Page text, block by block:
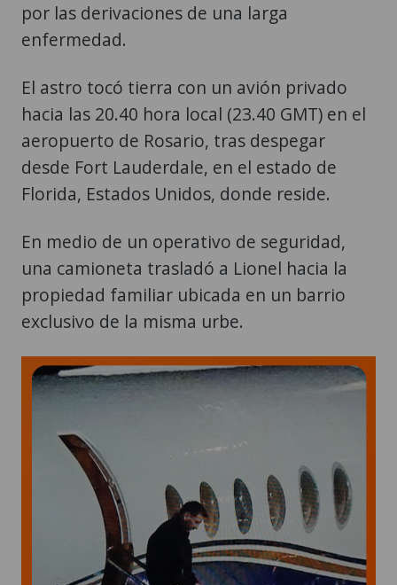
por las derivaciones de una larga
enfermedad.
El astro tocó tierra con un avión privado
hacia las 20.40 hora local (23.40 GMT) en el
aeropuerto de Rosario, tras despegar
desde Fort Lauderdale, en el estado de
Florida, Estados Unidos, donde reside.
En medio de un operativo de seguridad,
una camioneta trasladó a Lionel hacia la
propiedad familiar ubicada en un barrio
exclusivo de la misma urbe.